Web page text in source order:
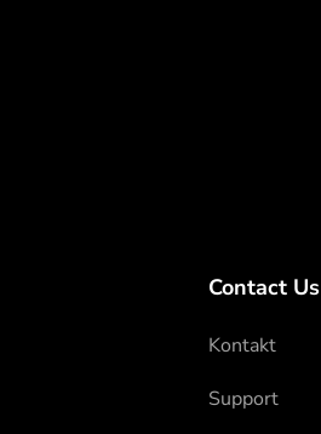
Contact Us
Kontakt
Support